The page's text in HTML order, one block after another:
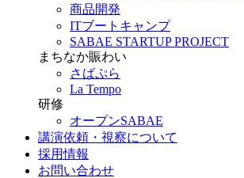
商品開発
ITブートキャンプ
SABAE STARTUP PROJECT
まちなか賑わい
さばぷら
La Tempo
研修
オープンSABAE
講演依頼・視察について
採用情報
お問い合わせ